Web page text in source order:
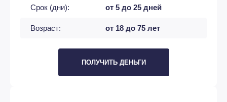
Срок (дни): от 5 до 25 дней
Возраст: от 18 до 75 лет
ПОЛУЧИТЬ ДЕНЬГИ